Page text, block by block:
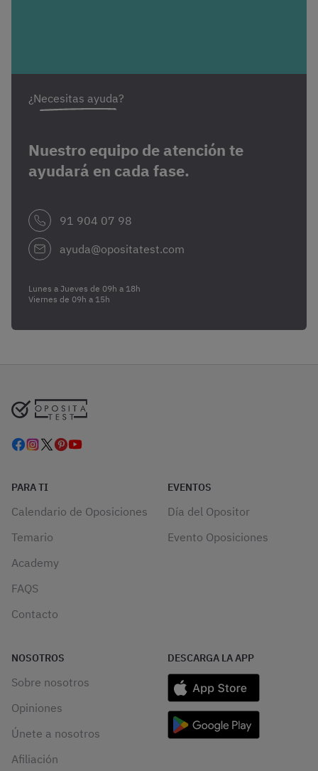
¿Necesitas ayuda?
Nuestro equipo de atención te
ayudará en cada fase.
91 904 07 98
ayuda@opositatest.com
Lunes a Jueves de 09h a 18h
Viernes de 09h a 15h